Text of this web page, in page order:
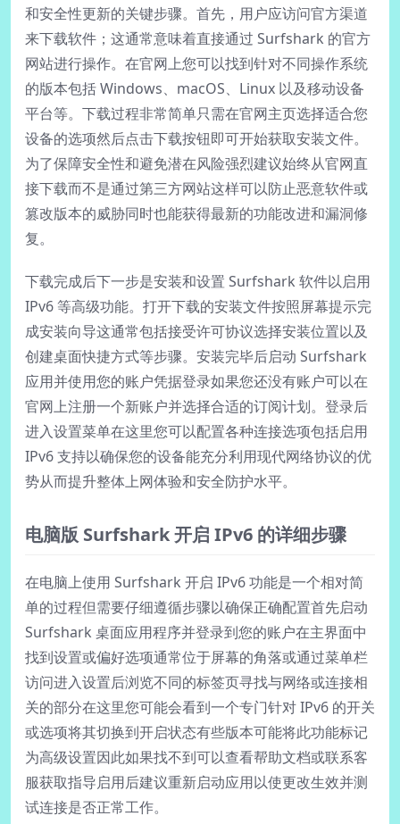
和安全性更新的关键步骤。首先，用户应访问官方渠道
来下载软件；这通常意味着直接通过 Surfshark 的官方
网站进行操作。在官网上您可以找到针对不同操作系统
的版本包括 Windows、macOS、Linux 以及移动设备
平台等。下载过程非常简单只需在官网主页选择适合您
设备的选项然后点击下载按钮即可开始获取安装文件。
为了保障安全性和避免潜在风险强烈建议始终从官网直
接下载而不是通过第三方网站这样可以防止恶意软件或
篡改版本的威胁同时也能获得最新的功能改进和漏洞修
复。
下载完成后下一步是安装和设置 Surfshark 软件以启用
IPv6 等高级功能。打开下载的安装文件按照屏幕提示完
成安装向导这通常包括接受许可协议选择安装位置以及
创建桌面快捷方式等步骤。安装完毕后启动 Surfshark
应用并使用您的账户凭据登录如果您还没有账户可以在
官网上注册一个新账户并选择合适的订阅计划。登录后
进入设置菜单在这里您可以配置各种连接选项包括启用
IPv6 支持以确保您的设备能充分利用现代网络协议的优
势从而提升整体上网体验和安全防护水平。
电脑版 Surfshark 开启 IPv6 的详细步骤
在电脑上使用 Surfshark 开启 IPv6 功能是一个相对简
单的过程但需要仔细遵循步骤以确保正确配置首先启动
Surfshark 桌面应用程序并登录到您的账户在主界面中
找到设置或偏好选项通常位于屏幕的角落或通过菜单栏
访问进入设置后浏览不同的标签页寻找与网络或连接相
关的部分在这里您可能会看到一个专门针对 IPv6 的开关
或选项将其切换到开启状态有些版本可能将此功能标记
为高级设置因此如果找不到可以查看帮助文档或联系客
服获取指导启用后建议重新启动应用以使更改生效并测
试连接是否正常工作。